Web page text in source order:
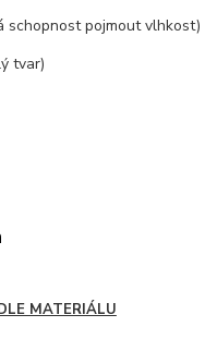
schopnost pojmout vlhkost)
tvar)
MATERIÁLU